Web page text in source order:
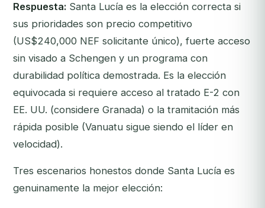
Respuesta: Santa Lucía es la elección correcta si
sus prioridades son precio competitivo
(US$240,000 NEF solicitante único), fuerte acceso
sin visado a Schengen y un programa con
durabilidad política demostrada. Es la elección
equivocada si requiere acceso al tratado E-2 con
EE. UU. (considere Granada) o la tramitación más
rápida posible (Vanuatu sigue siendo el líder en
velocidad).
Tres escenarios honestos donde Santa Lucía es
genuinamente la mejor elección: